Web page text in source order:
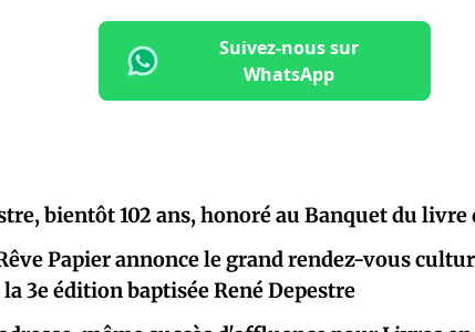
Suivez-nous sur
WhatsApp
bientôt 102 ans, honoré au Banquet du livre
Papier annonce le grand rendez-vous
3e édition baptisée René Depestre